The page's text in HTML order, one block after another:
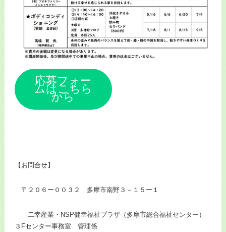
応募フォー
ムはこちら
から
【お問合せ】
〒２０６ー００３２ 多摩市南野３－１５ー１
二幸産業・NSP健幸福祉プラザ（多摩市総合福祉センター）
３Fセンター事務室 管理係